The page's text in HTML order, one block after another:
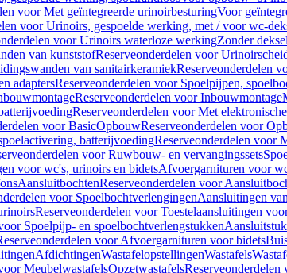
voor Met geïntegreerde urinoirbesturingVoor
voor Urinoirs, gespoelde werking, met / voor wc-
voor Urinoirs waterloze werkingZonder deksel
van kunststofReserveonderdelen voor
van sanitairkeramiekReserveonderdelen
adaptersReserveonderdelen voor Spoelpijpen,
Reserveonderdelen voor Inbouwmontage
Reserveonderdelen voor Met
voor BasicOpbouwReserveonderdelen voor
batterijvoedingReserveonderdelen voor
voor Ruwbouw- en vervangingssets
voor wc's, urinoirs en bidetsAfvoergarnituren voor
AansluitbochtenReserveonderdelen voor
voor SpoelbochtverlengingenAansluitingen
Reserveonderdelen voor Toestelaansluitingen
Spoelpijp- en spoelbochtverlengstukkenAansluitstuk
voor Afvoergarnituren voor bidets
AfdichtingenWastafelopstellingenWastafels
MeubelwastafelsOpzetwastafelsReserveonderdelen